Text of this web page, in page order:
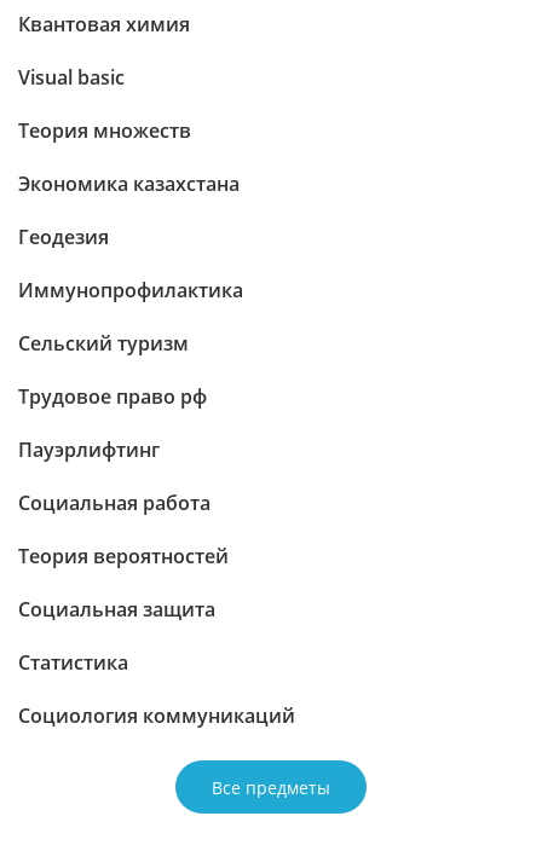
Квантовая химия
Visual basic
Теория множеств
Экономика казахстана
Геодезия
Иммунопрофилактика
Сельский туризм
Трудовое право рф
Пауэрлифтинг
Социальная работа
Теория вероятностей
Социальная защита
Статистика
Социология коммуникаций
Все предметы